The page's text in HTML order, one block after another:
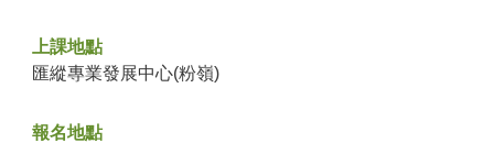
上課地點
匯縱專業發展中心(粉嶺)
報名地點